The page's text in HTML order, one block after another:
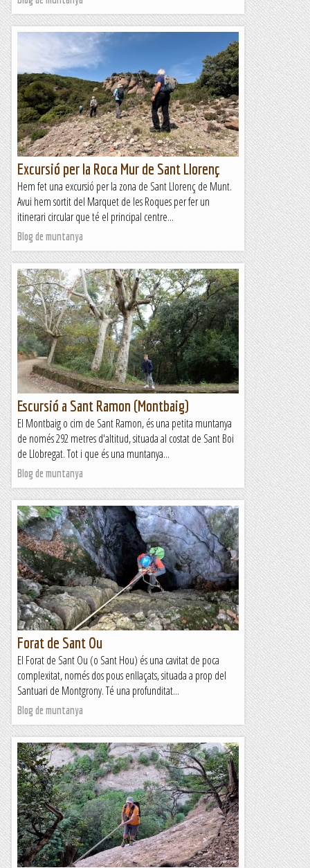
Excursió per la Roca Mur de Sant Llorenç
Hem fet una excursió per la zona de Sant Llorenç de Munt.
Avui hem sortit del Marquet de les Roques per fer un
itinerari circular que té el principal centre...
Blog de muntanya
Escursió a Sant Ramon (Montbaig)
El Montbaig o cim de Sant Ramon, és una petita muntanya
de només 292 metres d'altitud, situada al costat de Sant Boi
de Llobregat. Tot i que és una muntanya...
Blog de muntanya
Forat de Sant Ou
El Forat de Sant Ou (o Sant Hou) és una cavitat de poca
complexitat, només dos pous enllaçats, situada a prop del
Santuari de Montgrony. Té una profunditat...
Blog de muntanya